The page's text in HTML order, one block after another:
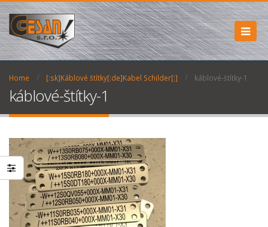
Home [:sk]Káblové štítky[:de]Kabel Schilder[:] káblové-štítky-1
káblové-štítky-1